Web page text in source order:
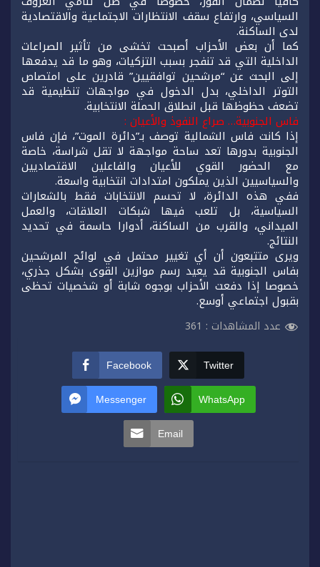
السياسي، وارتفاع سقف الانتظارات الاجتماعية والاقتصادية
لدى الساكنة.
كما أن بعض الأحزاب أصبحت تخشى من تأثير الصراعات
الداخلية التي قد تنفجر بسبب التزكيات، وهو ما قد يدفعها
إلى البحث عن “مرشحين توافقيين” قادرين على امتصاص
التوتر الداخلي، بدل الدخول في مواجهات تنظيمية قد
تضعف حظوظها قبل انطلاق الحملة الانتخابية.
فاس الجنوبية… صراع النفوذ والأعيان :
إذا كانت فاس الشمالية توصف بـ”دائرة الموت”، فإن فاس
الجنوبية بدورها تعد ساحة مواجهة لا تقل شراسة، خاصة
مع الحضور القوي للأعيان والفاعلين الاقتصاديين
والسياسيين الذين يملكون امتدادات انتخابية واسعة.
ففي هذه الدائرة، لا تحسم الانتخابات فقط بالشعارات
السياسية، بل تلعب فيها شبكات العلاقات، والعمل
الميداني، والقرب من الساكنة، أدوارا حاسمة في تحديد
النتائج.
ويرى متتبعون أن أي تغيير محتمل في لوائح المرشحين
بفاس الجنوبية قد يعيد رسم موازين القوى بشكل جذري،
خصوصا إذا دفعت الأحزاب بوجوه شابة أو شخصيات تحظى
بقبول اجتماعي أوسع.
عدد المشاهدات : 361
Facebook Twitter
Messenger WhatsApp
Email